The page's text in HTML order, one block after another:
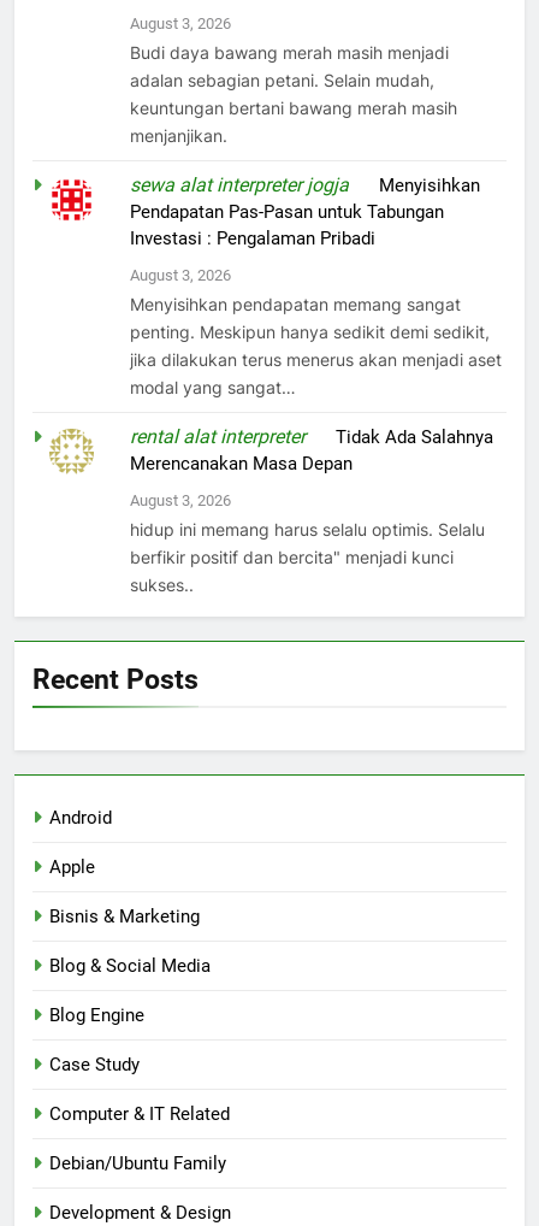
August 3, 2026
Budi daya bawang merah masih menjadi
adalan sebagian petani. Selain mudah,
keuntungan bertani bawang merah masih
menjanjikan.
sewa alat interpreter jogja
Menyisihkan
Pendapatan Pas-Pasan untuk Tabungan
Investasi : Pengalaman Pribadi
August 3, 2026
Menyisihkan pendapatan memang sangat
penting. Meskipun hanya sedikit demi sedikit,
jika dilakukan terus menerus akan menjadi aset
modal yang sangat…
rental alat interpreteronTidak Ada Salahnya
Merencanakan Masa Depan
August 3, 2026
hidup ini memang harus selalu optimis. Selalu
berfikir positif dan bercita" menjadi kunci
sukses..
Recent Posts
Android
Apple
Bisnis & Marketing
Blog & Social Media
Blog Engine
Case Study
Computer & IT Related
Debian/Ubuntu Family
Development & Design